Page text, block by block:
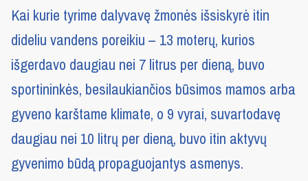
Kai kurie tyrime dalyvavę žmonės išsiskyrė itin
dideliu vandens poreikiu – 13 moterų, kurios
išgerdavo daugiau nei 7 litrus per dieną, buvo
sportininkės, besilaukiančios būsimos mamos arba
gyveno karštame klimate, o 9 vyrai, suvartodavę
daugiau nei 10 litrų per dieną, buvo itin aktyvų
gyvenimo būdą propaguojantys asmenys.